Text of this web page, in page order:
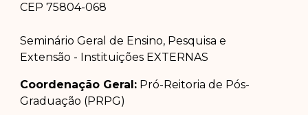
CEP 75804-068
Seminário Geral de Ensino, Pesquisa e
Extensão - Instituições EXTERNAS
Coordenação Geral: Pró-Reitoria de Pós-
Graduação (PRPG)